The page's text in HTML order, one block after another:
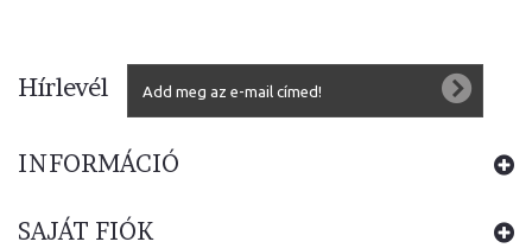
Hírlevél
INFORMÁCIÓ
SAJÁT FIÓK